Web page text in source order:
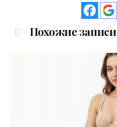
Похожие записи